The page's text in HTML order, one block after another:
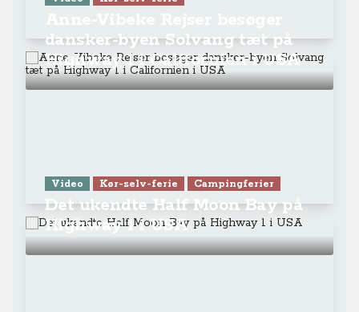
dansker-byen Solvang tæt på
Highway 1 i Californien i USA
Video Kør-selv-ferie Campingferier
Det ukendte Half Moon Bay på
Highway 1 i USA